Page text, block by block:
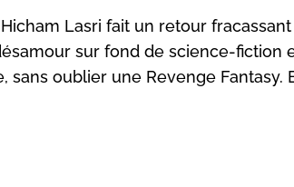
Lasri fait un retour
sur fond de science-fiction
sans oublier une Revenge Fantasy.